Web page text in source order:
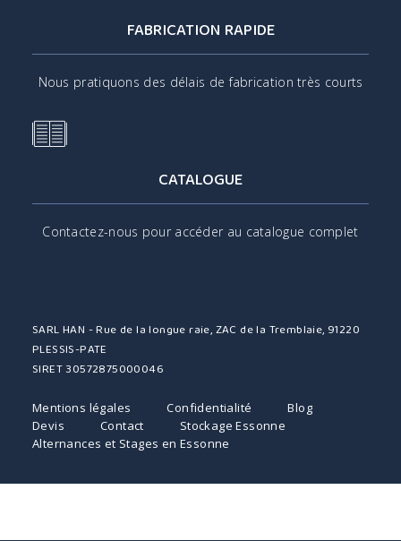
FABRICATION RAPIDE
Nous pratiquons des délais de fabrication très courts
CATALOGUE
Contactez-nous pour accéder au catalogue complet
SARL HAN - Rue de la longue raie, ZAC de la Tremblaie, 91220
PLESSIS-PATE
SIRET 30572875000046
Mentions légales Confidentialité
Blog
Devis
Contact
Stockage Essonne
Alternances et Stages en Essonne